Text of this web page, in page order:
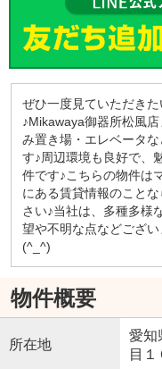
ぜひ一度見ていただき
♪Mikawaya御器所松風
み置き場・エレベータ
す♪周辺環境も良好で、
件です♪こちらの物件は
にある賃貸情報のこと
さい♪当社は、多種多様
望や不明な点などござ
(^_^)
物件概要
所在地
愛知
目１